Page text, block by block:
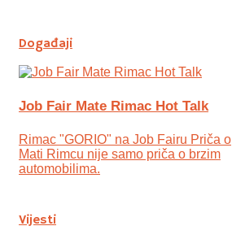
Događaji
Job Fair Mate Rimac Hot Talk
Rimac "GORIO" na Job Fairu Priča o
Mati Rimcu nije samo priča o brzim
automobilima.
Vijesti